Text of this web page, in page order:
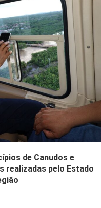
de Canudos e
realizadas pelo Estado